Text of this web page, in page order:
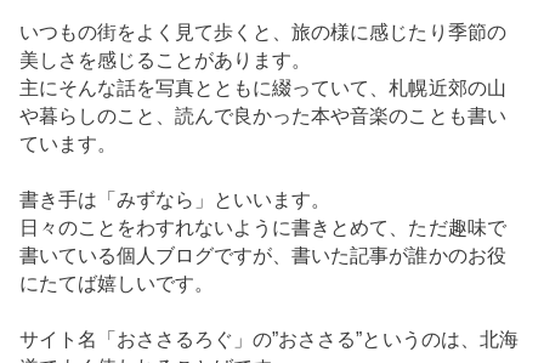
いつもの街をよく見て歩くと、旅の様に感じたり季節の
美しさを感じることがあります。
主にそんな話を写真とともに綴っていて、札幌近郊の山
や暮らしのこと、読んで良かった本や音楽のことも書い
ています。
書き手は「みずなら」といいます。
日々のことをわすれないように書きとめて、ただ趣味で
書いている個人ブログですが、書いた記事が誰かのお役
にたてば嬉しいです。
サイト名「おささるろぐ」の”おささる”というのは、北海